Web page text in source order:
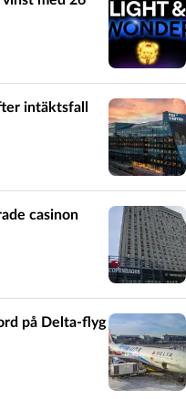
intäktsfall
casinon
på Delta-flyg